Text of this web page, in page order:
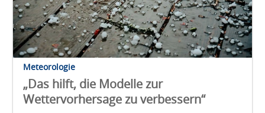
Meteorologie
„Das hilft, die Modelle zur
Wettervorhersage zu verbessern“